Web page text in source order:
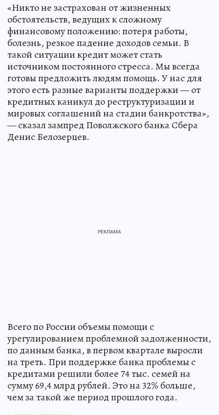
«Никто не застрахован от жизненных
обстоятельств, ведущих к сложному
финансовому положению: потеря работы,
болезнь, резкое падение доходов семьи. В
такой ситуации кредит может стать
источником постоянного стресса. Мы всегда
готовы предложить людям помощь. У нас для
этого есть разные варианты поддержки — от
кредитных каникул до реструктуризации и
мировых соглашений на стадии банкротства»,
— сказал зампред Поволжского банка Сбера
Денис Белозерцев.
Всего по России объемы помощи с
урегулированием проблемной задолженности,
по данным банка, в первом квартале выросли
на треть. При поддержке банка проблемы с
кредитами решили более 74 тыс. семей на
сумму 69,4 млрд рублей. Это на 32% больше,
чем за такой же период прошлого года.